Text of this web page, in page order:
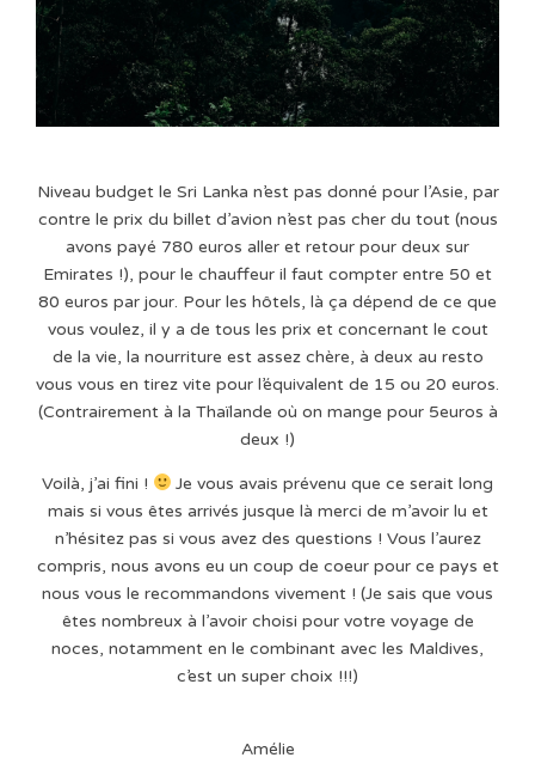
Niveau budget le Sri Lanka n’est pas donné pour l’Asie, par
contre le prix du billet d’avion n’est pas cher du tout (nous
avons payé 780 euros aller et retour pour deux sur
Emirates !), pour le chauffeur il faut compter entre 50 et
80 euros par jour. Pour les hôtels, là ça dépend de ce que
vous voulez, il y a de tous les prix et concernant le cout
de la vie, la nourriture est assez chère, à deux au resto
vous vous en tirez vite pour l’équivalent de 15 ou 20 euros.
(Contrairement à la Thaïlande où on mange pour 5euros à
deux !)
Voilà, j’ai fini !
Je vous avais prévenu que ce serait long
mais si vous êtes arrivés jusque là merci de m’avoir lu et
n’hésitez pas si vous avez des questions ! Vous l’aurez
compris, nous avons eu un coup de coeur pour ce pays et
nous vous le recommandons vivement ! (Je sais que vous
êtes nombreux à l’avoir choisi pour votre voyage de
noces, notamment en le combinant avec les Maldives,
c’est un super choix !!!)
Amélie